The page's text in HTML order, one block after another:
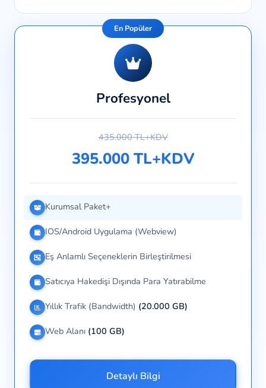
En Popüler
Profesyonel
435.000 TL+KDV
395.000 TL+KDV
Kurumsal Paket+
IOS/Android Uygulama (Webview)
Eş Anlamlı Seçeneklerin Birleştirilmesi
Satıcıya Hakedişi Dışında Para Yatırabilme
Yıllık Trafik (Bandwidth) (20.000 GB)
Web Alanı (100 GB)
Detaylı Bilgi